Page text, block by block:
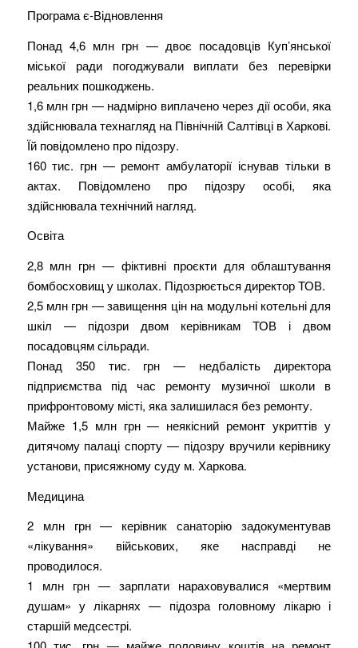
Програма є-Відновлення
Понад 4,6 млн грн — двоє посадовців Куп’янської
міської ради погоджували виплати без перевірки
реальних пошкоджень.
1,6 млн грн — надмірно виплачено через дії особи, яка
здійснювала технагляд на Північній Салтівці в Харкові.
Їй повідомлено про підозру.
160 тис. грн — ремонт амбулаторії існував тільки в
актах. Повідомлено про підозру особі, яка
здійснювала технічний нагляд.
Освіта
2,8 млн грн — фіктивні проєкти для облаштування
бомбосховищ у школах. Підозрюється директор ТОВ.
2,5 млн грн — завищення цін на модульні котельні для
шкіл — підозри двом керівникам ТОВ і двом
посадовцям сільради.
Понад 350 тис. грн — недбалість директора
підприємства під час ремонту музичної школи в
прифронтовому місті, яка залишилася без ремонту.
Майже 1,5 млн грн — неякісний ремонт укриттів у
дитячому палаці спорту — підозру вручили керівнику
установи, присяжному суду м. Харкова.
Медицина
2 млн грн — керівник санаторію задокументував
«лікування» військових, яке насправді не
проводилося.
1 млн грн — зарплати нараховувалися «мертвим
душам» у лікарнях — підозра головному лікарю і
старшій медсестрі.